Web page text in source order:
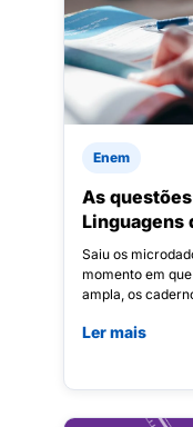
Enem
As
Linguagens
Saiu os
momento em
ampla, os
Ler mais